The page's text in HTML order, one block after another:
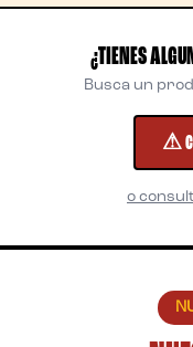
¿TIENES
Busca un
⚠
o